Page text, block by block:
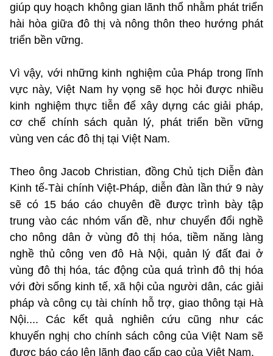
giúp quy hoạch không gian lãnh thổ nhằm phát triển
hài hòa giữa đô thị và nông thôn theo hướng phát
triển bền vững.
Vì vậy, với những kinh nghiệm của Pháp trong lĩnh
vực này, Việt Nam hy vọng sẽ học hỏi được nhiều
kinh nghiệm thực tiễn để xây dựng các giải pháp,
cơ chế chính sách quản lý, phát triển bền vững
vùng ven các đô thị tại Việt Nam.
Theo ông Jacob Christian, đồng Chủ tịch Diễn đàn
Kinh tế-Tài chính Việt-Pháp, diễn đàn lần thứ 9 này
sẽ có 15 báo cáo chuyên đề được trình bày tập
trung vào các nhóm vấn đề, như chuyển đổi nghề
cho nông dân ở vùng đô thị hóa, tiềm năng làng
nghề thủ công ven đô Hà Nội, quản lý đất đai ở
vùng đô thị hóa, tác động của quá trình đô thị hóa
với đời sống kinh tế, xã hội của người dân, các giải
pháp và công cụ tài chính hỗ trợ, giao thông tại Hà
Nội.... Các kết quả nghiên cứu cũng như các
khuyến nghị cho chính sách công của Việt Nam sẽ
được báo cáo lên lãnh đạo cấp cao của Việt Nam.